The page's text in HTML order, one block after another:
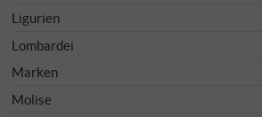
Ligurien
Lombardei
Marken
Molise